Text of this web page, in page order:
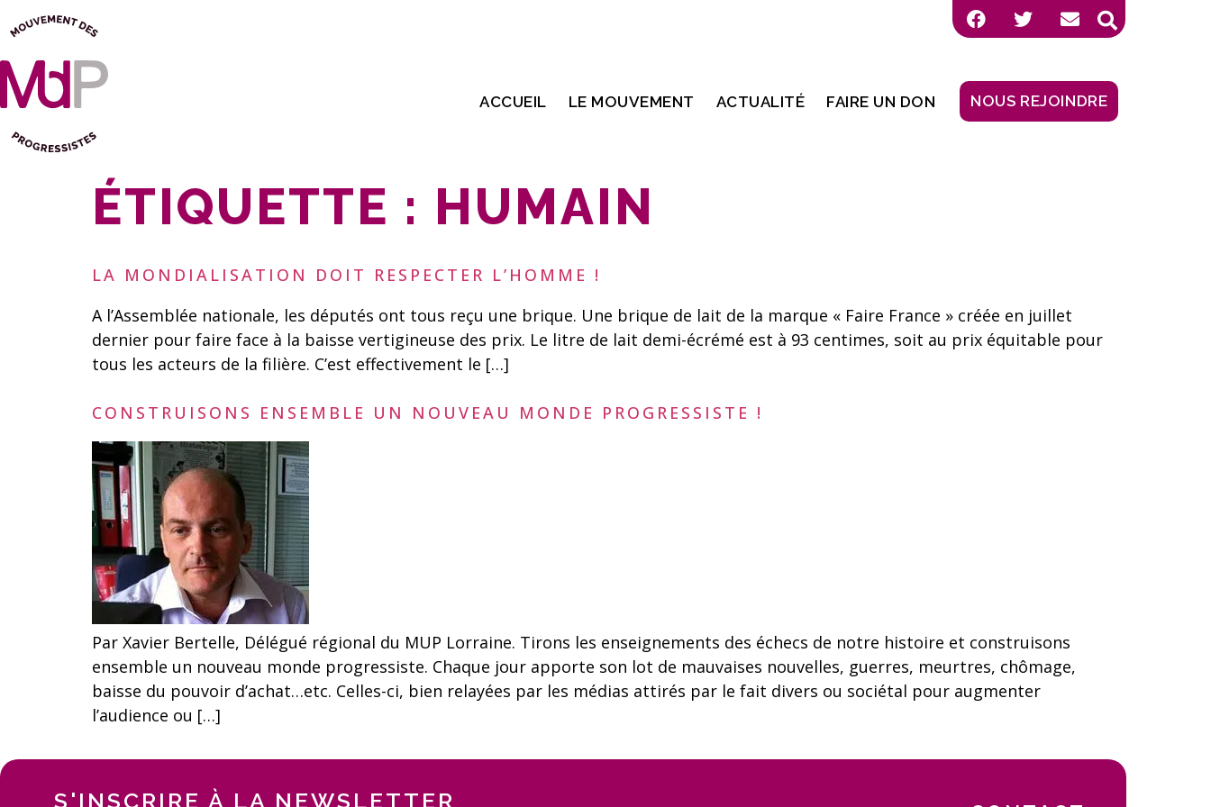
ACCUEIL LE MOUVEMENT ACTUALITÉ FAIRE UN DON NOUS REJOINDRE
ÉTIQUETTE : HUMAIN
LA MONDIALISATION DOIT RESPECTER L’HOMME !
A l’Assemblée nationale, les députés ont tous reçu une brique. Une brique de lait de la marque « Faire France » créée en juillet
dernier pour faire face à la baisse vertigineuse des prix. Le litre de lait demi-écrémé est à 93 centimes, soit au prix équitable pour
tous les acteurs de la filière. C’est effectivement le […]
CONSTRUISONS ENSEMBLE UN NOUVEAU MONDE PROGRESSISTE !
Par Xavier Bertelle, Délégué régional du MUP Lorraine. Tirons les enseignements des échecs de notre histoire et construisons
ensemble un nouveau monde progressiste. Chaque jour apporte son lot de mauvaises nouvelles, guerres, meurtres, chômage,
baisse du pouvoir d’achat…etc. Celles-ci, bien relayées par les médias attirés par le fait divers ou sociétal pour augmenter
l’audience ou […]
S'INSCRIRE À LA NEWSLETTER